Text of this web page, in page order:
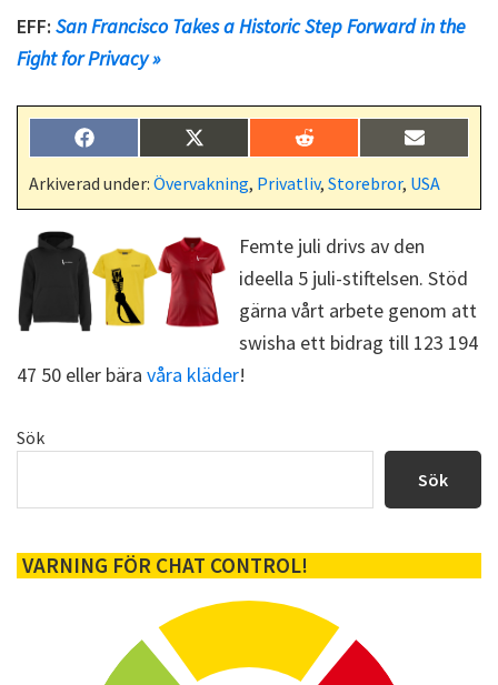
EFF: San Francisco Takes a Historic Step Forward in the
Fight for Privacy »
Dela
på
F
a
c
b
o
k
Dela
på
X
(
T
i
t
t
e
r
)
Dela
på
R
e
d
d
i
t
Dela
på
E
-
p
s
Arkiverad under: Övervakning, Privatliv, Storebror, USA
Femte juli drivs av den
ideella 5 juli-stiftelsen. Stöd
gärna vårt arbete genom att
swisha ett bidrag till 123 194
47 50 eller bära våra kläder!
Primärt
Sök
Sök
VARNING FÖR CHAT CONTROL!